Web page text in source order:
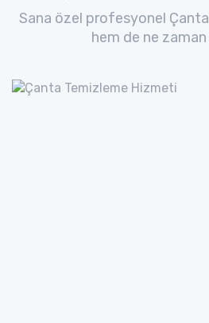
Sana özel profesyonel
hem de ne